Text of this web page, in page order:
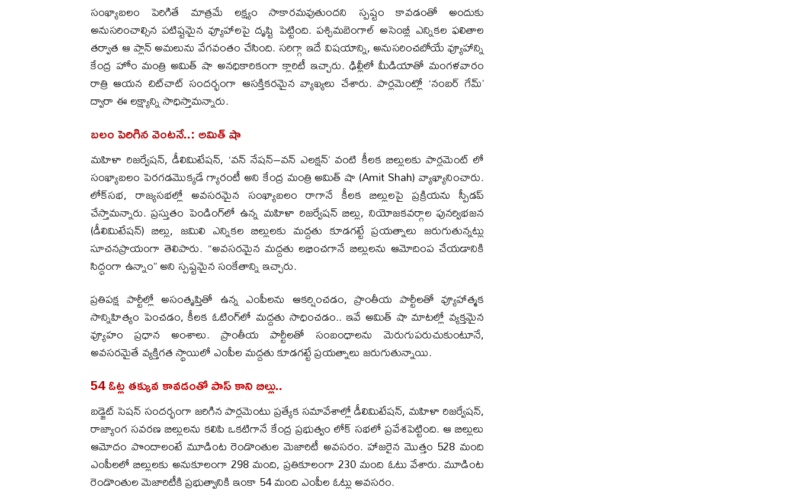
సంఖ్యాబలం పెరిగితే మాత్రమే లక్ష్యం సాకారమవుతుందని స్పష్టం కావడంతో అందుకు
అనుసరించాల్సిన పటిష్టమైన వ్యూహాలపై దృష్టి పెట్టింది. పశ్చిమబెంగాల్ అసెంబ్లీ ఎన్నికల ఫలితాల
తర్వాత ఆ ప్లాన్‌ అమలును వేగవంతం చేసింది. సరిగ్గా ఇదే విషయాన్ని, అనుసరించబోయే వ్యూహాన్ని
కేంద్ర హోం మంత్రి అమిత్ షా అనధికారికంగా క్లారిటీ ఇచ్చారు. ఢిల్లీలో మీడియాతో మంగళవారం
రాత్రి ఆయన చిట్‌చాట్‌ సందర్భంగా ఆసక్తికరమైన వ్యాఖ్యలు చేశారు. పార్లమెంట్లో ‘నంబర్ గేమ్’
ద్వారా ఈ లక్ష్యాన్ని సాధిస్తామన్నారు.
బలం పెరిగిన వెంటనే..: అమిత్ షా
మహిళా రిజర్వేషన్, డీలిమిటేషన్, ‘వన్ నేషన్–వన్ ఎలక్షన్’ వంటి కీలక బిల్లులకు పార్లమెంట్ లో
సంఖ్యాబలం పెరగడమొక్కడే గ్యారంటీ అని కేంద్ర మంత్రి అమిత్ షా (Amit Shah) వ్యాఖ్యానించారు.
లోక్‌సభ, రాజ్యసభల్లో అవసరమైన సంఖ్యాబలం రాగానే కీలక బిల్లులపై ప్రక్రియను స్పీడప్
చేస్తామన్నారు. ప్రస్తుతం పెండింగ్‌లో ఉన్న మహిళా రిజర్వేషన్ బిల్లు, నియోజకవర్గాల పునర్విభజన
(డీలిమిటేషన్) బిల్లు, జమిలి ఎన్నికల బిల్లులకు మద్దతు కూడగట్టే ప్రయత్నాలు జరుగుతున్నట్లు
సూచనప్రాయంగా తెలిపారు. “అవసరమైన మద్దతు లభించగానే బిల్లులను ఆమోదింప చేయడానికి
సిద్ధంగా ఉన్నాం” అని స్పష్టమైన సంకేతాన్ని ఇచ్చారు.
ప్రతిపక్ష పార్టీల్లో అసంతృప్తితో ఉన్న ఎంపీలను ఆకర్షించడం, ప్రాంతీయ పార్టీలతో వ్యూహాత్మక
సాన్నిహిత్యం పెంచడం, కీలక ఓటింగ్‌లో మద్దతు సాధించడం.. ఇవే అమిత్ షా మాటల్లో వ్యక్తమైన
వ్యూహం ప్రధాన అంశాలు. ప్రాంతీయ పార్టీలతో సంబంధాలను మెరుగుపరుచుకుంటూనే,
అవసరమైతే వ్యక్తిగత స్థాయిలో ఎంపీల మద్దతు కూడగట్టే ప్రయత్నాలు జరుగుతున్నాయి.
54 ఓట్ల తక్కువ కావడంతో పాస్ కాని బిల్లు..
బడ్జెట్ సెషన్ సందర్భంగా జరిగిన పార్లమెంటు ప్రత్యేక సమావేశాల్లో డీలిమిటేషన్, మహిళా రిజర్వేషన్,
రాజ్యాంగ సవరణ బిల్లులను కలిపి ఒకటిగానే కేంద్ర ప్రభుత్వం లోక్ సభలో ప్రవేశపెట్టింది. ఆ బిల్లులు
ఆమోదం పొందాలంటే మూడింట రెండొంతుల మెజారిటీ అవసరం. హాజరైన మొత్తం 528 మంది
ఎంపీలలో బిల్లులకు అనుకూలంగా 298 మంది, ప్రతికూలంగా 230 మంది ఓటు వేశారు. మూడింట
రెండొంతుల మెజారిటీకి ప్రభుత్వానికి ఇంకా 54 మంది ఎంపీల ఓట్లు అవసరం.